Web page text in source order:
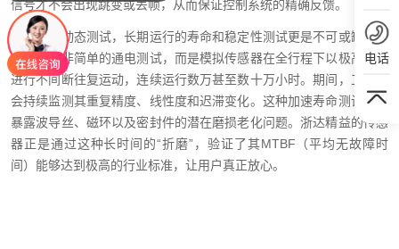
信号才不会出现跳变或丢帧，从而保证控制系统的精确反馈。
除了上述动态测试，长期运行的寿命和稳定性测试更是不可或缺的一
环。这并非简单的通电测试，而是模拟传感器在全行程下以极高频率
进行不间断往复运动，连续运行数万甚至数十万小时。期间，工程师
会持续监测其重复精度、线性度和迟滞变化。这种加速寿命测试旨在
暴露波导丝、磁环以及密封件的潜在磨损老化问题。浙达精益的传感
器正是通过这种长时间的“折磨”，验证了其MTBF（平均无故障时
间）能够达到极高的行业标准，让用户真正放心。
电话